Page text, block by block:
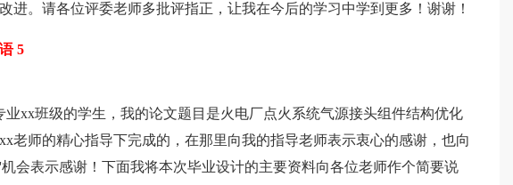
进。请各位评委老师多批评指正，让我在今后的学习中学到更多！谢谢！
5
班级的学生，我的论文题目是火电厂点火系统气源接头组件结构优化
老师的精心指导下完成的，在那里向我的指导老师表示衷心的感谢，也向
会表示感谢！下面我将本次毕业设计的主要资料向各位老师作个简要说